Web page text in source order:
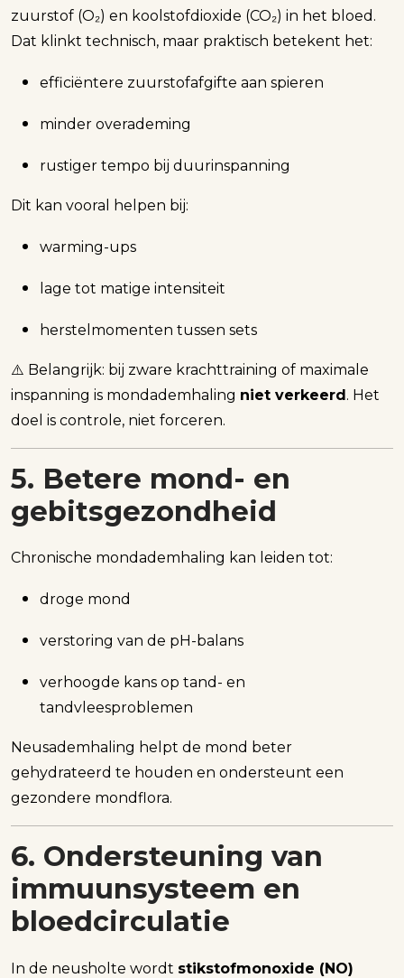
zuurstof (O₂) en koolstofdioxide (CO₂) in het bloed.
Dat klinkt technisch, maar praktisch betekent het:
efficiëntere zuurstofafgifte aan spieren
minder overademing
rustiger tempo bij duurinspanning
Dit kan vooral helpen bij:
warming-ups
lage tot matige intensiteit
herstelmomenten tussen sets
⚠️ Belangrijk: bij zware krachttraining of maximale
inspanning is mondademhaling niet verkeerd. Het
doel is controle, niet forceren.
5. Betere mond- en
gebitsgezondheid
Chronische mondademhaling kan leiden tot:
droge mond
verstoring van de pH-balans
verhoogde kans op tand- en
tandvleesproblemen
Neusademhaling helpt de mond beter
gehydrateerd te houden en ondersteunt een
gezondere mondflora.
6. Ondersteuning van
immuunsysteem en
bloedcirculatie
In de neusholte wordt stikstofmonoxide (NO)